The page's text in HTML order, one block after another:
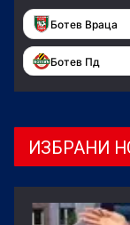
Ботев Враца
Ботев Пд
ИЗБРАНИ